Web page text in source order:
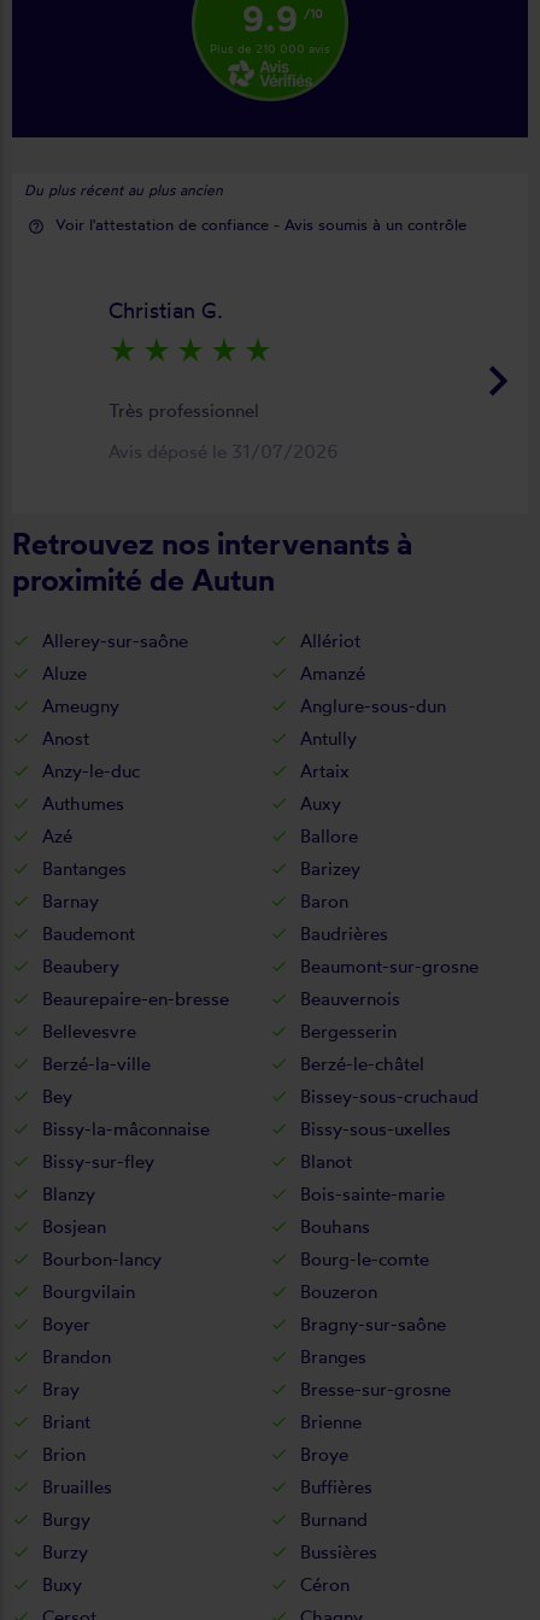
9.9 /10
Plus de 210 000 avis
Du plus récent au plus ancien
help_outline Voir l'attestation de confiance - Avis soumis à un contrôle
keyboard_arrow_right
Christian G.
star_rate star_rate star_rate star_rate star_rate
Très professionnel
Avis déposé le 31/07/2026
Retrouvez nos intervenants à
proximité de Autun
Allerey-sur-saône
Allériot
Aluze
Amanzé
Ameugny
Anglure-sous-dun
Anost
Antully
Anzy-le-duc
Artaix
Authumes
Auxy
Azé
Ballore
Bantanges
Barizey
Barnay
Baron
Baudemont
Baudrières
Beaubery
Beaumont-sur-grosne
Beaurepaire-en-bresse
Beauvernois
Bellevesvre
Bergesserin
Berzé-la-ville
Berzé-le-châtel
Bey
Bissey-sous-cruchaud
Bissy-la-mâconnaise
Bissy-sous-uxelles
Bissy-sur-fley
Blanot
Blanzy
Bois-sainte-marie
Bosjean
Bouhans
Bourbon-lancy
Bourg-le-comte
Bourgvilain
Bouzeron
Boyer
Bragny-sur-saône
Brandon
Branges
Bray
Bresse-sur-grosne
Briant
Brienne
Brion
Broye
Bruailles
Buffières
Burgy
Burnand
Burzy
Bussières
Buxy
Céron